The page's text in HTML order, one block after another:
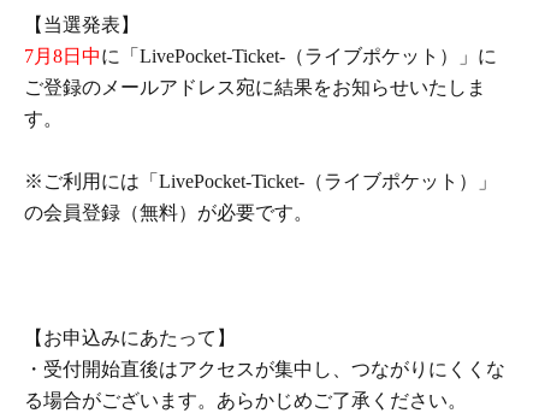
【当選発表】
7月8日中に「LivePocket-Ticket-（ライブポケット）」に
ご登録のメールアドレス宛に結果をお知らせいたしま
す。
※ご利用には「 LivePocket-Ticket- （ライブポケット）」
の会員登録（無料）が必要です。
【お申込みにあたって】
・受付開始直後はアクセスが集中し、つながりにくくな
る場合がございます。あらかじめご了承ください。